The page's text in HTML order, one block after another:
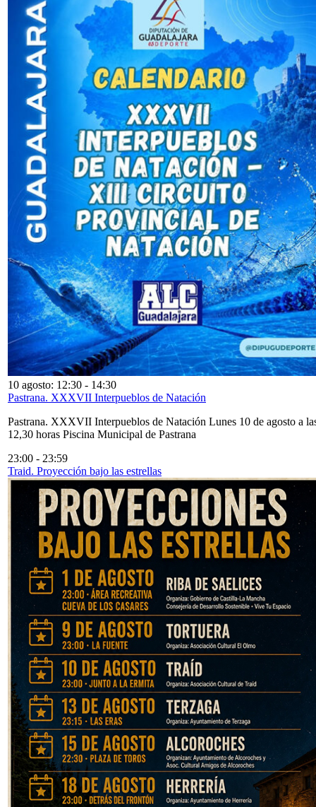
10 agosto: 12:30 - 14:30
Pastrana. XXXVII Interpueblos de Natación
Pastrana. XXXVII Interpueblos de Natación Lunes 10 de agosto a
12,30 horas Piscina Municipal de Pastrana
23:00 - 23:59
Traid. Proyección bajo las estrellas